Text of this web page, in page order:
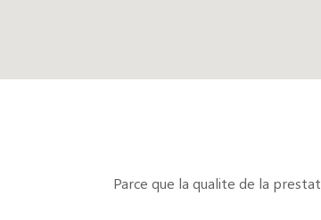
Parce que la qualite de la